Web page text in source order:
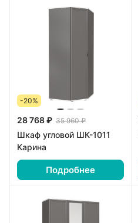
-20%
28 768 ₽ 35 960 ₽
Шкаф угловой ШК-1011
Карина
Подробнее